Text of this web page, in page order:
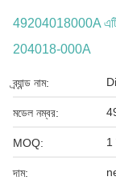
49204018000A
204018-000A
ব্র্যান্ড নাম:
মডেল নম্বর:
MOQ: 1
দাম: